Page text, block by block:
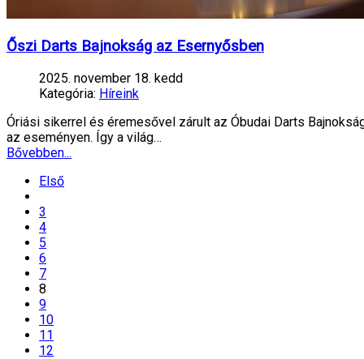
Őszi Darts Bajnokság az Esernyősben
2025. november 18. kedd
Kategória: Híreink
Óriási sikerrel és éremesővel zárult az Óbudai Darts
az eseményen. Így a világ…
Bővebben...
Első
3
4
5
6
7
8
9
10
11
12